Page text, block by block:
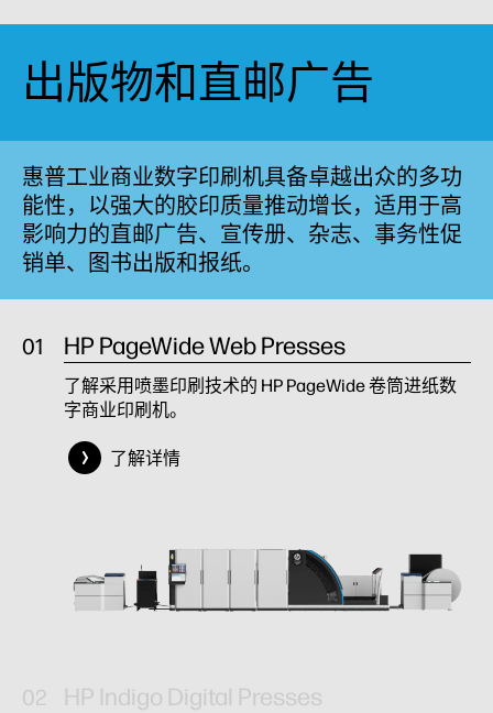
出版物和直邮广告
惠普工业商业数字印刷机具备卓越出众的多功
能性，以强大的胶印质量推动增长，适用于高
影响力的直邮广告、宣传册、杂志、事务性促
销单、图书出版和报纸。
HP PageWide Web Presses
了解采用喷墨印刷技术的 HP PageWide 卷筒进纸数
字商业印刷机。
了解详情
HP Indigo Digital Presses